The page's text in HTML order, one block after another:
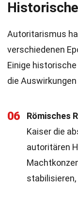
Autoritarismus
verschiedenen
Einige
die
06 Römisches
Kaiser die
autoritären